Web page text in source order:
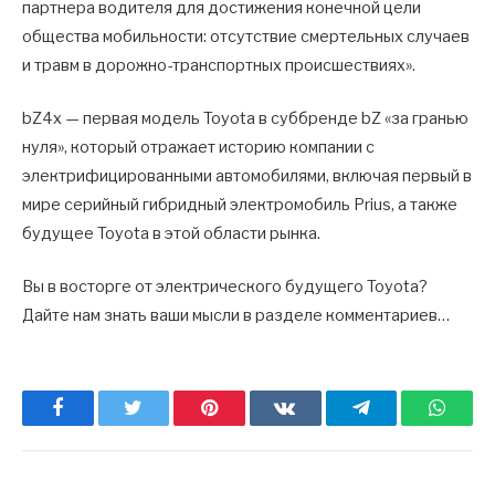
партнера водителя для достижения конечной цели
общества мобильности: отсутствие смертельных случаев
и травм в дорожно-транспортных происшествиях».
bZ4x — первая модель Toyota в суббренде bZ «за гранью
нуля», который отражает историю компании с
электрифицированными автомобилями, включая первый в
мире серийный гибридный электромобиль Prius, а также
будущее Toyota в этой области рынка.
Вы в восторге от электрического будущего Toyota?
Дайте нам знать ваши мысли в разделе комментариев…
Facebook Pinterest ВКонтактеTelegram